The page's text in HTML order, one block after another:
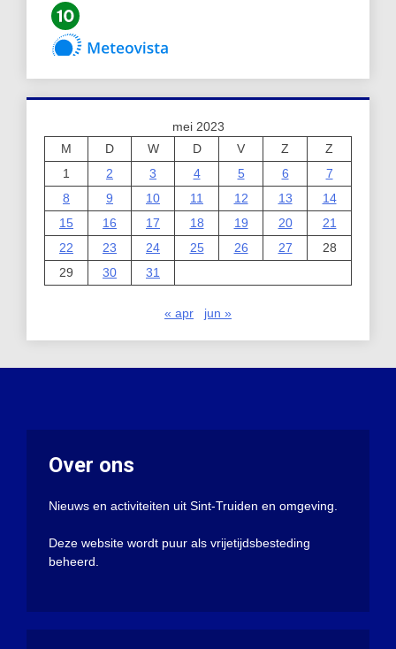
mei 2023
M
D W D V Z
Z
1
2 3 4 5 6
7
8
9 10 11 12 13
14
15
16 17 18 19 20
21
22
23 24 25 26 27
28
29
30 31
« apr jun »
Over ons
Nieuws en activiteiten uit Sint-Truiden en omgeving.
Deze website wordt puur als vrijetijdsbesteding
beheerd.